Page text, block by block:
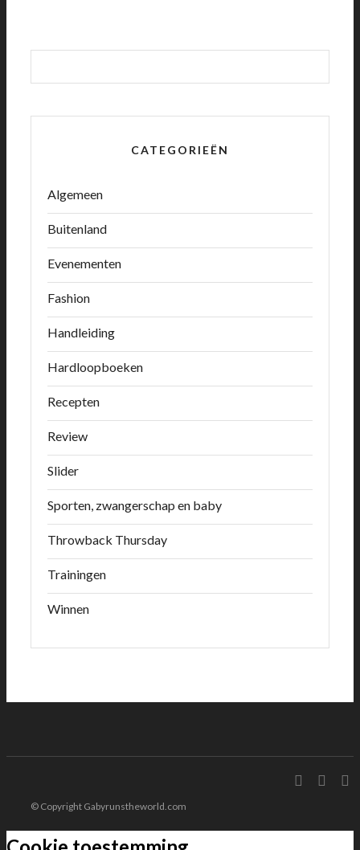
CATEGORIEËN
Algemeen
Buitenland
Evenementen
Fashion
Handleiding
Hardloopboeken
Recepten
Review
Slider
Sporten, zwangerschap en baby
Throwback Thursday
Trainingen
Winnen
© Copyright Gabyrunstheworld.com